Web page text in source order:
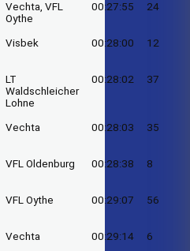
Vechta, VFL
Oythe
00:27:55 24
Visbek 00:28:00 12
LT
Waldschleicher
Lohne
00:28:02 37
Vechta 00:28:03 35
VFL Oldenburg 00:28:38 8
VFL Oythe 00:29:07 56
Vechta 00:29:14 6